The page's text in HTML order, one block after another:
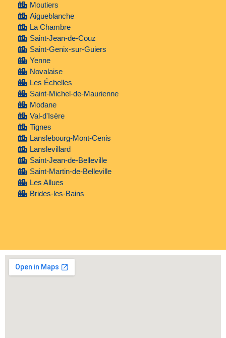
Moutiers
Aigueblanche
La Chambre
Saint-Jean-de-Couz
Saint-Genix-sur-Guiers
Yenne
Novalaise
Les Échelles
Saint-Michel-de-Maurienne
Modane
Val-d'Isère
Tignes
Lanslebourg-Mont-Cenis
Lanslevillard
Saint-Jean-de-Belleville
Saint-Martin-de-Belleville
Les Allues
Brides-les-Bains